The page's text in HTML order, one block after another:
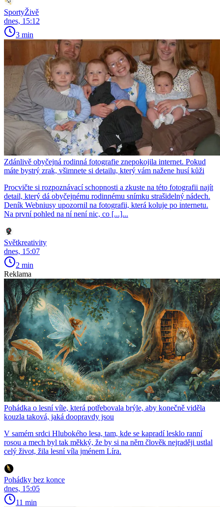
SportyŽivě
dnes, 15:12
3 min
Zdánlivě obyčejná rodinná fotografie znepokojila internet. Pokud
máte bystrý zrak, všimnete si detailu, který vám nažene husí kůži
Procvičte si rozpoznávací schopnosti a zkuste na této fotografii najít
detail, který dá obyčejnému rodinnému snímku strašidelný nádech.
Deník Webniusy upozornil na fotografii, která koluje po internetu.
Na první pohled na ní není nic, co [...]...
Světkreativity
dnes, 15:07
2 min
Reklama
Pohádka o lesní víle, která potřebovala brýle, aby konečně viděla
kouzla taková, jaká doopravdy jsou
V samém srdci Hlubokého lesa, tam, kde se kapradí lesklo ranní
rosou a mech byl tak měkký, že by si na něm člověk nejraději ustlal
celý život, žila lesní víla jménem Líra.
Pohádky bez konce
dnes, 15:05
11 min